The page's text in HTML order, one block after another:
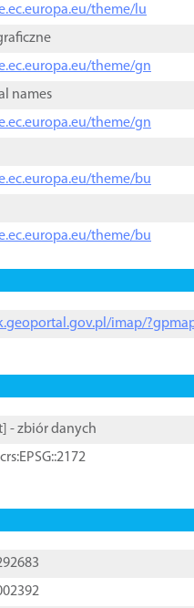
theme/lu
theme/gn
names
theme/gn
theme/bu
theme/bu
imap/
] - zbiór danych